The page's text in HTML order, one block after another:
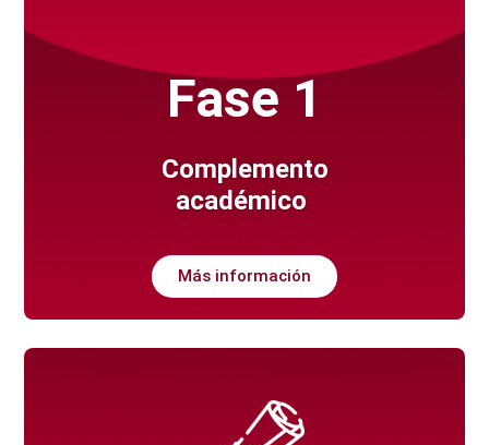
Fase 1
Complemento
académico
Más información